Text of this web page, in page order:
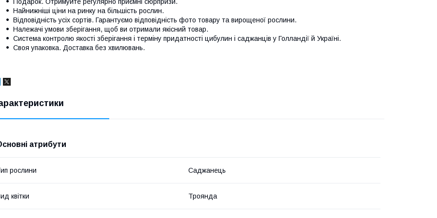
Подарок. Отримуйте регулярно приємні сюрпризи.
Найнижніші ціни на ринку на більшість рослин.
Відповідність усіх сортів. Гарантуємо відповідність фото товару та вирощеної рослини.
Належачі умови зберігання, щоб ви отримали якісний товар.
Система контролю якості зберігання і терміну придатності цибулин і саджанців у Голландії й Україні.
Своя упаковка. Доставка без хвилювань.
атрибути
рослини Саджанець
квітки Троянда